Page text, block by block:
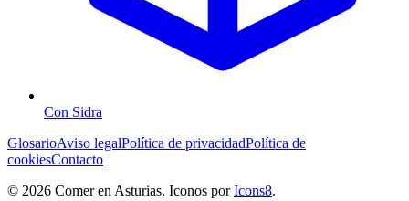
Con Sidra
GlosarioAviso legalPolítica de privacidadPolítica de
cookiesContacto
© 2026 Comer en Asturias. Iconos porIcons8.